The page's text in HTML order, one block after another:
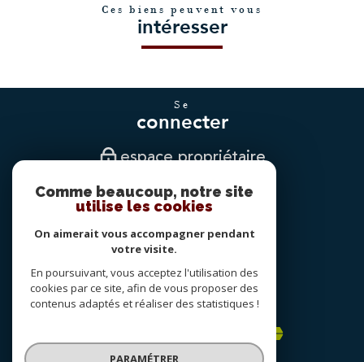
Ces biens peuvent vous
intéresser
se
connecter
espace propriétaire
nous
suivre
nous
adhérons
Comme beaucoup, notre site
utilise les cookies
On aimerait vous accompagner pendant
votre visite.
En poursuivant, vous acceptez l'utilisation des
cookies par ce site, afin de vous proposer des
contenus adaptés et réaliser des statistiques !
PARAMÉTRER